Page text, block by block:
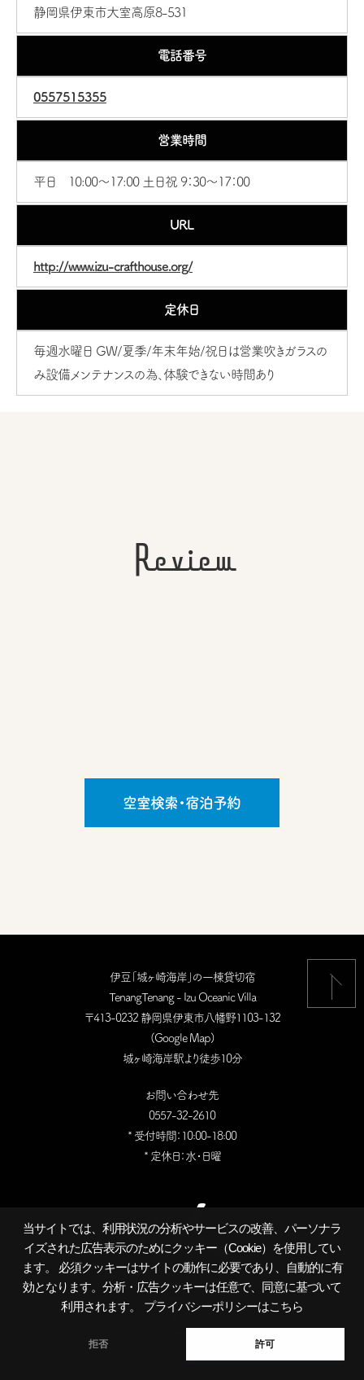
当サイトでは、利用状況の分析やサービスの改善、パーソナラ
イズされた広告表示のためにクッキー（Cookie）を使用してい
ます。 必須クッキーはサイトの動作に必要であり、自動的に有
効となります。分析・広告クッキーは任意で、同意に基づいて
利用されます。
プライバシーポリシーはこちら
拒否 許可
静岡県伊東市大室高原8-531
電話番号
0557515355
営業時間
平日 10:00～17:00 土日祝 9：30～17：00
URL
http://www.izu-crafthouse.org/
定休日
毎週水曜日 GW/夏季/年末年始/祝日は営業吹きガラスの
み設備メンテナンスの為、体験できない時間あり
Review
空室検索・宿泊予約
伊豆「城ヶ崎海岸」の一棟貸切宿
TenangTenang - Izu Oceanic Villa
〒413-0232 静岡県伊東市八幡野1103-132
(Google Map)
城ヶ崎海岸駅より徒歩10分
お問い合わせ先
0557-32-2610
* 受付時間：10:00-18:00
* 定休日：水・日曜